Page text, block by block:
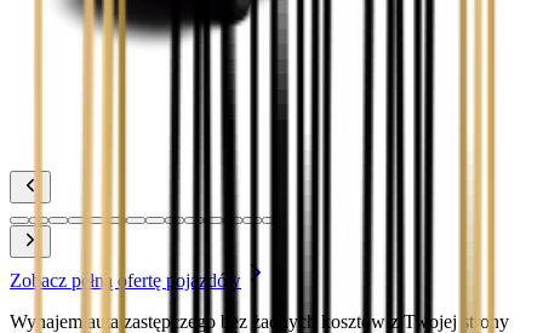
Toyota Prius
Zobacz pełną ofertę pojazdów
Wynajem auta zastępczego bez żadnych kosztów z Twojej strony